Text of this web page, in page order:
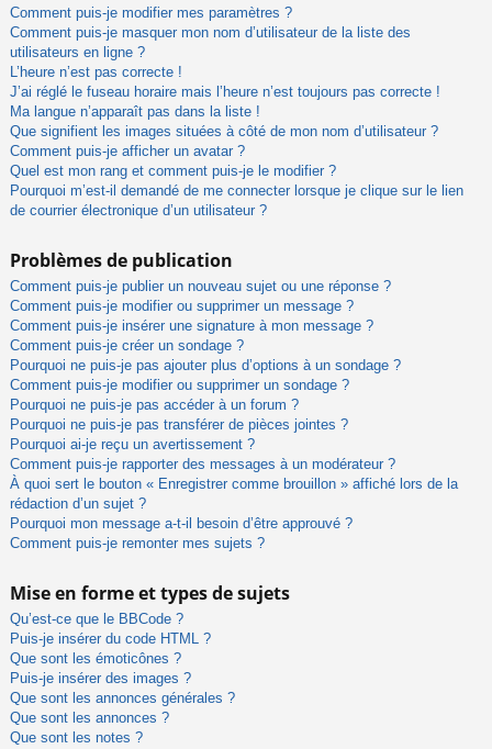
Comment puis-je modifier mes paramètres ?
Comment puis-je masquer mon nom d’utilisateur de la liste des
utilisateurs en ligne ?
L’heure n’est pas correcte !
J’ai réglé le fuseau horaire mais l’heure n’est toujours pas correcte !
Ma langue n’apparaît pas dans la liste !
Que signifient les images situées à côté de mon nom d’utilisateur ?
Comment puis-je afficher un avatar ?
Quel est mon rang et comment puis-je le modifier ?
Pourquoi m’est-il demandé de me connecter lorsque je clique sur le lien
de courrier électronique d’un utilisateur ?
Problèmes de publication
Comment puis-je publier un nouveau sujet ou une réponse ?
Comment puis-je modifier ou supprimer un message ?
Comment puis-je insérer une signature à mon message ?
Comment puis-je créer un sondage ?
Pourquoi ne puis-je pas ajouter plus d’options à un sondage ?
Comment puis-je modifier ou supprimer un sondage ?
Pourquoi ne puis-je pas accéder à un forum ?
Pourquoi ne puis-je pas transférer de pièces jointes ?
Pourquoi ai-je reçu un avertissement ?
Comment puis-je rapporter des messages à un modérateur ?
À quoi sert le bouton « Enregistrer comme brouillon » affiché lors de la
rédaction d’un sujet ?
Pourquoi mon message a-t-il besoin d’être approuvé ?
Comment puis-je remonter mes sujets ?
Mise en forme et types de sujets
Qu’est-ce que le BBCode ?
Puis-je insérer du code HTML ?
Que sont les émoticônes ?
Puis-je insérer des images ?
Que sont les annonces générales ?
Que sont les annonces ?
Que sont les notes ?